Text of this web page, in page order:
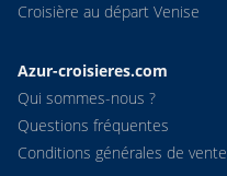
Croisière au départ Venise
Azur-croisieres.com
Qui sommes-nous ?
Questions fréquentes
Conditions générales de vente